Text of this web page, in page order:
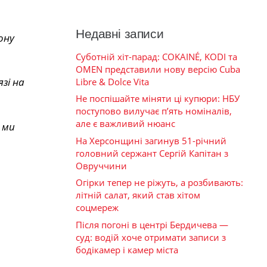
на
ми
Недавні записи
Суботній хіт-парад: COKAINÉ, KODI та
OMEN представили нову версію Cuba
Libre & Dolce Vita
Не поспішайте міняти ці купюри: НБУ
поступово вилучає п’ять номіналів,
але є важливий нюанс
На Херсонщині загинув 51-річний
головний сержант Сергій Капітан з
Овруччини
Огірки тепер не ріжуть, а розбивають:
літній салат, який став хітом
соцмереж
Після погоні в центрі Бердичева —
суд: водій хоче отримати записи з
бодікамер і камер міста